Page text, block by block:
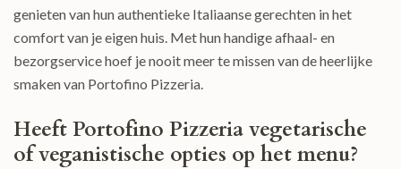
genieten van hun authentieke Italiaanse gerechten in het
comfort van je eigen huis. Met hun handige afhaal- en
bezorgservice hoef je nooit meer te missen van de heerlijke
smaken van Portofino Pizzeria.
Heeft Portofino Pizzeria vegetarische
of veganistische opties op het menu?